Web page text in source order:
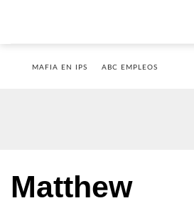
MAFIA EN IPS ABC EMPLEOS
Matthew